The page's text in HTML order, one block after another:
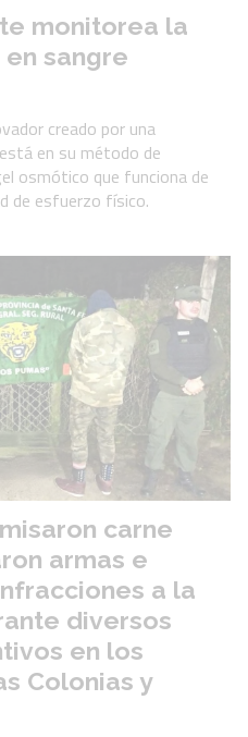
monitorea la
sangre
creado por una
en su método de
osmótico que funciona de
de esfuerzo físico.
carne
armas e
a la
diversos
en los
Colonias y